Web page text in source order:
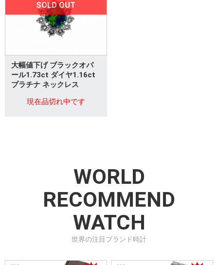
SOLD OUT
大幅値下げ ブラックオパ
ール1.73ct ダイヤ1.16ct
プラチナ ネックレス
現在品切れ中です
WORLD
RECOMMEND
WATCH
世界の注目ブランド時計